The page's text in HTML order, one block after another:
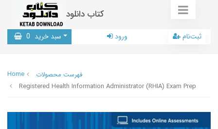
کتاب دانلود
سبد خرید 0 ورود ثبت‌نام
Home
فهرست محصولات
Registered Health Information Administrator (RHIA) Exam Prep